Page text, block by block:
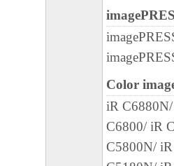
ールした時点で発
まで有効に存続し
(2) お客様は、「
てを廃棄および消
ることができます。
(3) お客様が本契
契約書は直ちに終
(4) お客様は、上
Color
iR
C6800/ iR
C5800N/